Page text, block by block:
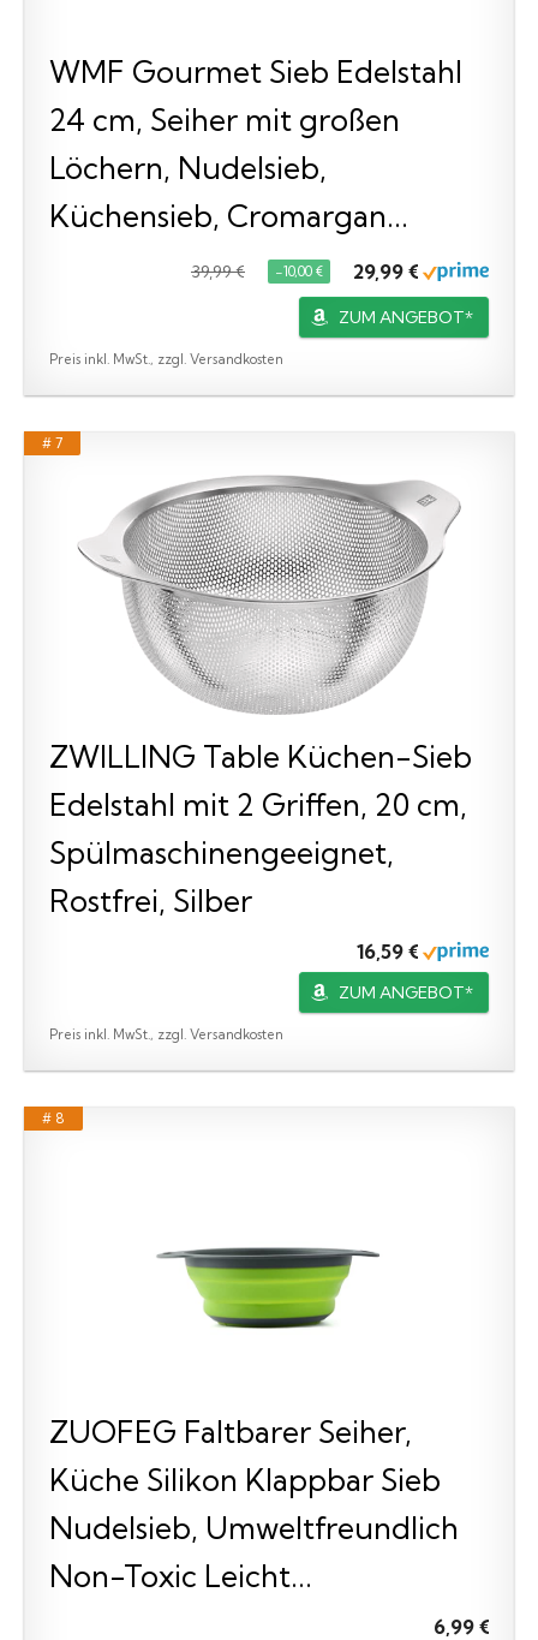
WMF Gourmet Sieb Edelstahl
24 cm, Seiher mit großen
Löchern, Nudelsieb,
Küchensieb, Cromargan...
39,99 € −10,00 € 29,99 €
ZUM ANGEBOT*
Preis inkl. MwSt., zzgl. Versandkosten
# 7
ZWILLING Table Küchen-Sieb
Edelstahl mit 2 Griffen, 20 cm,
Spülmaschinengeeignet,
Rostfrei, Silber
16,59 €
ZUM ANGEBOT*
Preis inkl. MwSt., zzgl. Versandkosten
# 8
ZUOFEG Faltbarer Seiher,
Küche Silikon Klappbar Sieb
Nudelsieb, Umweltfreundlich
Non-Toxic Leicht...
6,99 €